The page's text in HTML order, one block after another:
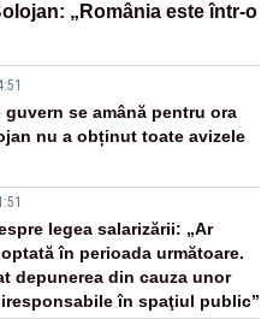
„România este într-o
guvern se amână pentru ora
nu a obținut toate avizele
legea salarizării: „Ar
în perioada următoare.
depunerea din cauza unor
în spaţiul public”